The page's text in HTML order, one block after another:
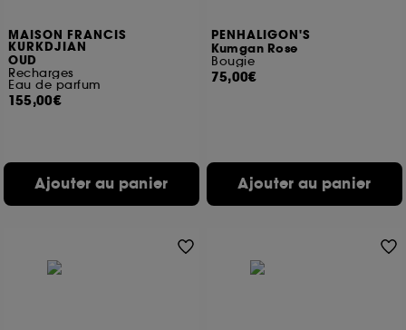
MAISON FRANCIS
KURKDJIAN
OUD
Recharges
Eau de parfum
155,00€
Ajouter au panier
PENHALIGON'S
Kumgan Rose
Bougie
75,00€
Ajouter au panier